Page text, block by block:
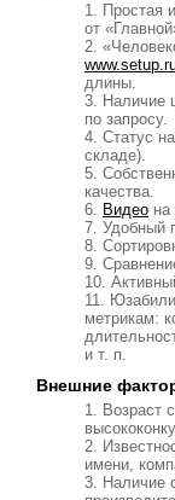
Простая
от
длины.
Наличие
по запросу.
Статус
складе).
качества.
Видео на
Удобный
метрикам:
и т. п.
Внешние
Возраст
имени,
Наличие